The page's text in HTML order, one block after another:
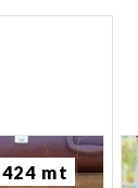
424 mt